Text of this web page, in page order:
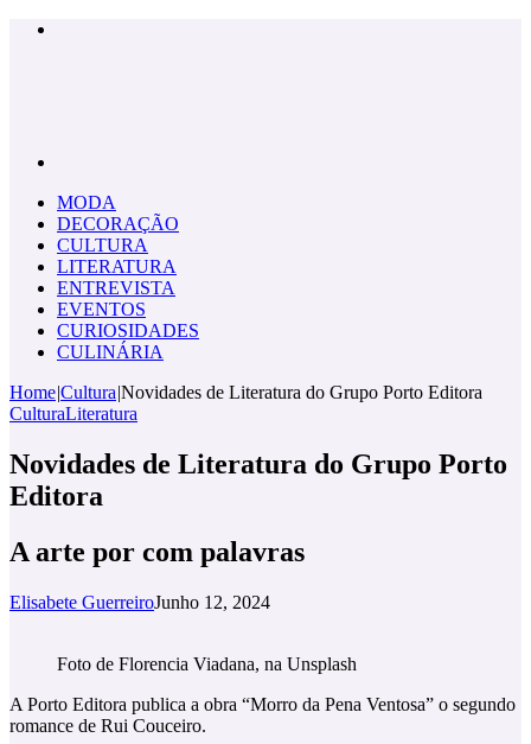
MODA
DECORAÇÃO
CULTURA
LITERATURA
ENTREVISTA
EVENTOS
CURIOSIDADES
CULINÁRIA
Home|Cultura|Novidades de Literatura do Grupo Porto Editora
CulturaLiteratura
Novidades de Literatura do Grupo Porto
Editora
A arte por com palavras
Elisabete GuerreiroJunho 12, 2024
Foto de Florencia Viadana, na Unsplash
A Porto Editora publica a obra “Morro da Pena Ventosa” o segundo
romance de Rui Couceiro.